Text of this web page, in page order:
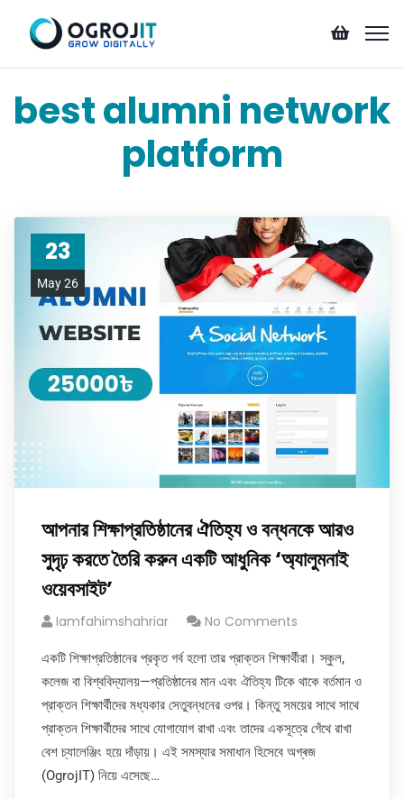
best alumni network
platform
23
May 26
আপনার শিক্ষাপ্রতিষ্ঠানের ঐতিহ্য ও বন্ধনকে আরও
সুদৃঢ় করতে তৈরি করুন একটি আধুনিক ‘অ্যালুমনাই
ওয়েবসাইট’
Iamfahimshahriar No Comments
একটি শিক্ষাপ্রতিষ্ঠানের প্রকৃত গর্ব হলো তার প্রাক্তন শিক্ষার্থীরা। স্কুল,
কলেজ বা বিশ্ববিদ্যালয়—প্রতিষ্ঠানের মান এবং ঐতিহ্য টিকে থাকে বর্তমান ও
প্রাক্তন শিক্ষার্থীদের মধ্যকার সেতুবন্ধনের ওপর। কিন্তু সময়ের সাথে সাথে
প্রাক্তন শিক্ষার্থীদের সাথে যোগাযোগ রাখা এবং তাদের একসূত্রে গেঁথে রাখা
বেশ চ্যালেঞ্জিং হয়ে দাঁড়ায়। এই সমস্যার সমাধান হিসেবে অগ্ৰজ
(OgrojIT) নিয়ে এসেছে…